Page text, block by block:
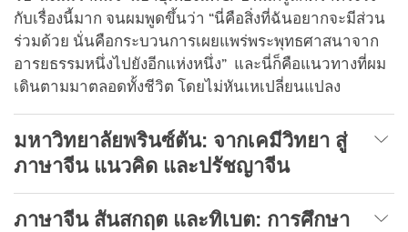
กับเรื่องนี้มาก จนผมพูดขึ้นว่า “นี่คือสิ่งที่ฉันอยากจะมีส่วน
ร่วมด้วย นั่นคือกระบวนการเผยแพร่พระพุทธศาสนาจาก
อารยธรรมหนึ่งไปยังอีกแห่งหนึ่ง” และนี่ก็คือแนวทางที่ผม
เดินตามมาตลอดทั้งชีวิต โดยไม่หันเหเปลี่ยนแปลง
มหาวิทยาลัยพรินซ์ตัน: จากเคมีวิทยา สู่
ภาษาจีน แนวคิด และปรัชญาจีน
ภาษาจีน สันสกฤต และทิเบต: การศึกษา